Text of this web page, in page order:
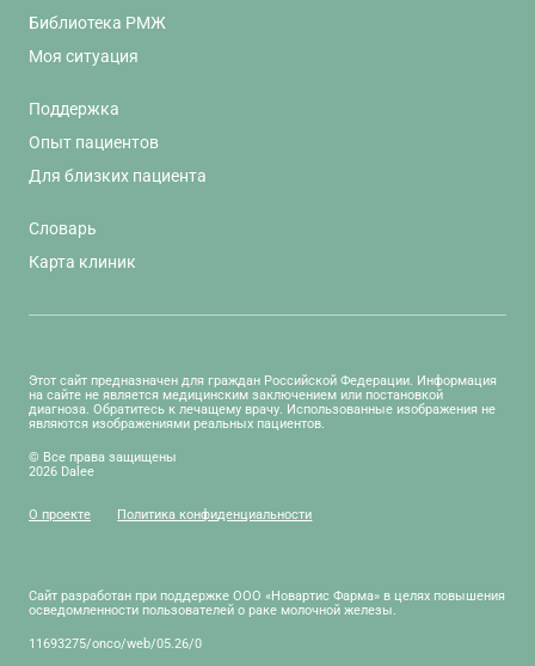
Библиотека РМЖ
Моя ситуация
Поддержка
Опыт пациентов
Для близких пациента
Словарь
Карта клиник
Этот сайт предназначен для граждан Российской Федерации. Информация
на сайте не является медицинским заключением или постановкой
диагноза. Обратитесь к лечащему врачу. Использованные изображения не
являются изображениями реальных пациентов.
© Все права защищены
2026 Dalee
О проекте Политика конфиденциальности
Сайт разработан при поддержке ООО «Новартис Фарма» в целях повышения
осведомленности пользователей о раке молочной железы.
11693275/onco/web/05.26/0